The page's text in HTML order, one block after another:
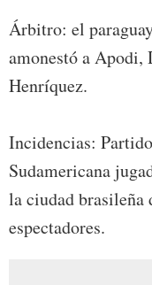
Árbitro: el
amonestó a Apodi,
Henríquez.
Incidencias:
Sudamericana
la ciudad brasileña
espectadores.